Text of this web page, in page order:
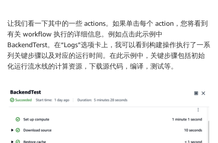
让我们看一下其中的一些 actions。如果单击每个 action，您将看到
有关 workflow 执行的详细信息。例如点击此示例中
BackendTerst。在“Logs”选项卡上，我可以看到构建操作执行了一系
列关键步骤以及对应的运行时间。在此示例中，关键步骤包括初始
化运行流水线的计算资源，下载源代码，编译，测试等。